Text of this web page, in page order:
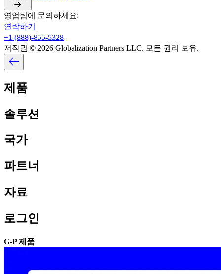
영업팀에 문의하세요:​​
연락하기​​
+1 (888)-855-5328​​
저작권 © 2026 Globalization Partners LLC. 모든 권리 보유.​​
제품​​
솔루션​​
국가​​
파트너​​
자료​​
로그인​​
G-P 제품​​